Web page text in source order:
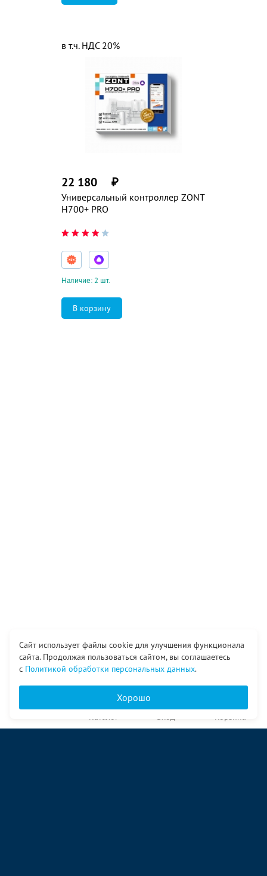
Универсальный контроллер ZONT
H700+ PRO
22 180 ₽
в т.ч. НДС 20%
Наличие: 2 шт.
Сайт использует файлы cookie для улучшения функционала
сайта. Продолжая пользоваться сайтом, вы соглашаетесь
с Политикой обработки персональных данных.
Хорошо